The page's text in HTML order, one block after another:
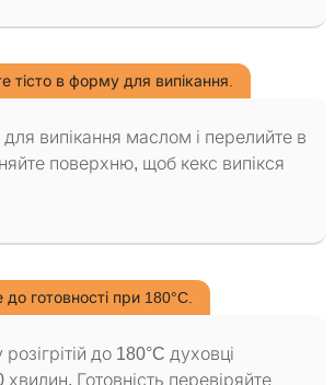
тісто в форму для випікання.
випікання маслом і перелийте в
поверхню, щоб кекс випікся
готовності при 180°C.
до 180°C духовці
Готовність перевіряйте